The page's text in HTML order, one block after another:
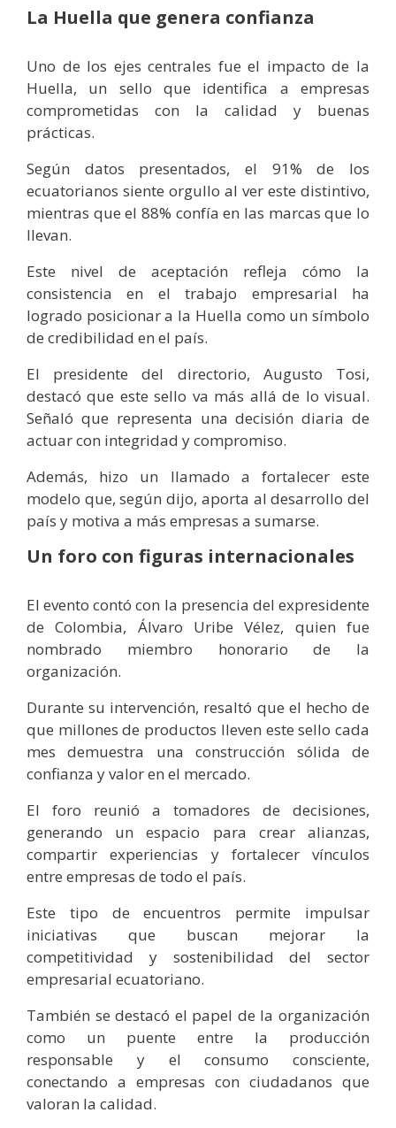
La Huella que genera confianza
Uno de los ejes centrales fue el impacto de la
Huella, un sello que identifica a empresas
comprometidas con la calidad y buenas
prácticas.
Según datos presentados, el 91% de los
ecuatorianos siente orgullo al ver este distintivo,
mientras que el 88% confía en las marcas que lo
llevan.
Este nivel de aceptación refleja cómo la
consistencia en el trabajo empresarial ha
logrado posicionar a la Huella como un símbolo
de credibilidad en el país.
El presidente del directorio, Augusto Tosi,
destacó que este sello va más allá de lo visual.
Señaló que representa una decisión diaria de
actuar con integridad y compromiso.
Además, hizo un llamado a fortalecer este
modelo que, según dijo, aporta al desarrollo del
país y motiva a más empresas a sumarse.
Un foro con figuras internacionales
El evento contó con la presencia del expresidente
de Colombia, Álvaro Uribe Vélez, quien fue
nombrado miembro honorario de la
organización.
Durante su intervención, resaltó que el hecho de
que millones de productos lleven este sello cada
mes demuestra una construcción sólida de
confianza y valor en el mercado.
El foro reunió a tomadores de decisiones,
generando un espacio para crear alianzas,
compartir experiencias y fortalecer vínculos
entre empresas de todo el país.
Este tipo de encuentros permite impulsar
iniciativas que buscan mejorar la
competitividad y sostenibilidad del sector
empresarial ecuatoriano.
También se destacó el papel de la organización
como un puente entre la producción
responsable y el consumo consciente,
conectando a empresas con ciudadanos que
valoran la calidad.